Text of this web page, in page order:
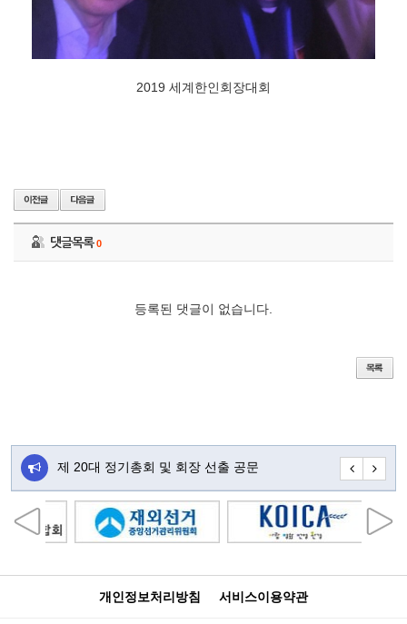
2019 세계한인회장대회
댓글목록0
등록된 댓글이 없습니다.
제 20대 정기총회 및 회장 선출 공문 초대합니
개인정보처리방침 서비스이용약관